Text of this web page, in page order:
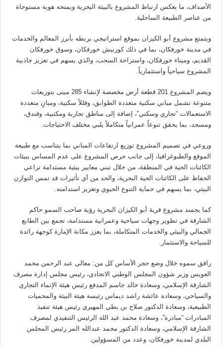
الأصداف، ما يعكس ارتباط المشروع بالبيئة البحرية ويمنحه هوية مستوحاة
من عناصر الطبيعة الساحلية.
ويتمتع مشروع أبو الكيزان بموقع استراتيجي يربطه بأبرز المعالم والخدمات
في مدينة خورفكان، بما في ذلك كورنيش خورفكان، وسوق خورفكان
القديم، وميناء خورفكان، واستراحة السحب، والذي يسهم في تعزيز جاذبية
المشروع سياحياً واستثمارياً.
ويضم المشروع 201 قطعة أرض مخصصة لإنشاء 285 مبنى بتوزيعات
متنوعة تشمل مباني سكنية متعددة الطوابق، وفللاً سكنية، ومبانٍ متعددة
الاستعمالات “تجاري وسكني”، إضافة إلى مناطق تجارية ومكتبية، وفندق،
ومسجد، بما يحقق تنوعاً عمرانياً متكاملاً يلبي مختلف الاحتياجات.
وروعي في تصميم المشروع توزيع ارتفاعات المباني بما يتناسب مع طبيعة
الموقع والطبوغرافيا، إلى جانب حرص المشروع على عدم المساس ببيئات
الكائنات الحية في المنطقة، من خلال تبني معايير بيئية مستدامة تراعي
الحفاظ على الكائنات الحية البحرية، والحد من أي تأثيرات قد تمس التوازن
البيئي، بما يسهم في حماية التنوع الحيوي وتعزيز استدامته.
كما يجسد مشروع قرية أبو الكيزان البحرية رؤية صاحب السمو حاكم
الشارقة في تطوير وجهات سياحية وعمرانية مستدامة، تجمع بين الطابع
الجمالي والبيئي والخدمات المتكاملة، بما يعزز مكانة الإمارة كوجهة رائدة
للسياحة والاستثمار.
رافق سموه خلال وضع حجر الأساس كل من: معالي عبد الرحمن محمد
العويس وزير شؤون المجلس الوطني الاتحادي، رئيس مجلس إدارة مصرف
الشارقة الإسلامي، وسعادة خالد جاسم المدفع رئيس هيئة الإنماء التجاري
والسياحي، وسعادة عائشة راشد ديماس رئيسة هيئة البيئة والمحميات
الطبيعية، وسعادة الدكتور صلاح بن بطي المهيري رئيس هيئة تنفيذ
المبادرات “مبادرة”، وسعادة محمد عبد الله الرئيس التنفيذي لمصرف
الشارقة الإسلامي، وسعادة الدكتور محمد عبدالله المر رئيس المجلس
البلدي لمدينة خورفكان، وعدد من المسؤولين.